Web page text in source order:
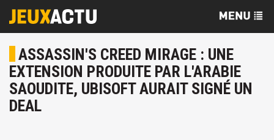
ASSASSIN'S CREED MIRAGE : UNE
EXTENSION PRODUITE PAR L'ARABIE
SAOUDITE, UBISOFT AURAIT SIGNÉ UN
DEAL